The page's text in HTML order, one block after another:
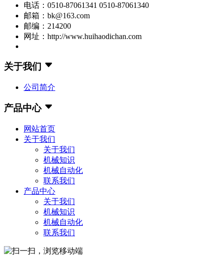
电话：0510-87061341 0510-87061340
邮箱：bk@163.com
邮编：214200
网址：http://www.huihaodichan.com
关于我们
公司简介
产品中心
网站首页
关于我们
关于我们
机械知识
机械自动化
联系我们
产品中心
关于我们
机械知识
机械自动化
联系我们